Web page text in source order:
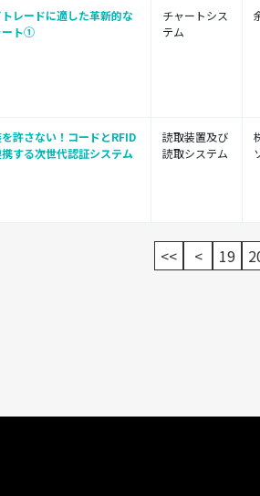
レードに適した革新的な
ート①
チャートシス
テム
許さない！コードとRFID
する次世代認証システム
読取装置及び
読取システム
<< < 19